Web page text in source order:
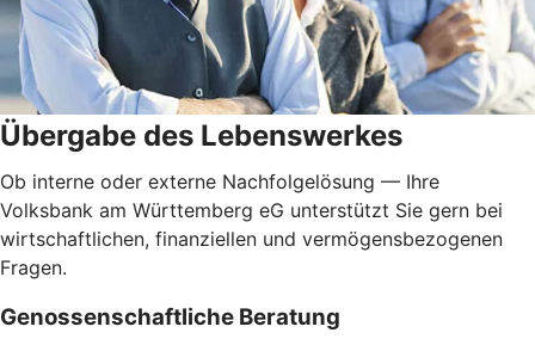
Übergabe des Lebenswerkes
Ob interne oder externe Nachfolgelösung — Ihre
Volksbank am Württemberg eG unterstützt Sie gern bei
wirtschaftlichen, finanziellen und vermögensbezogenen
Fragen.
Genossenschaftliche Beratung